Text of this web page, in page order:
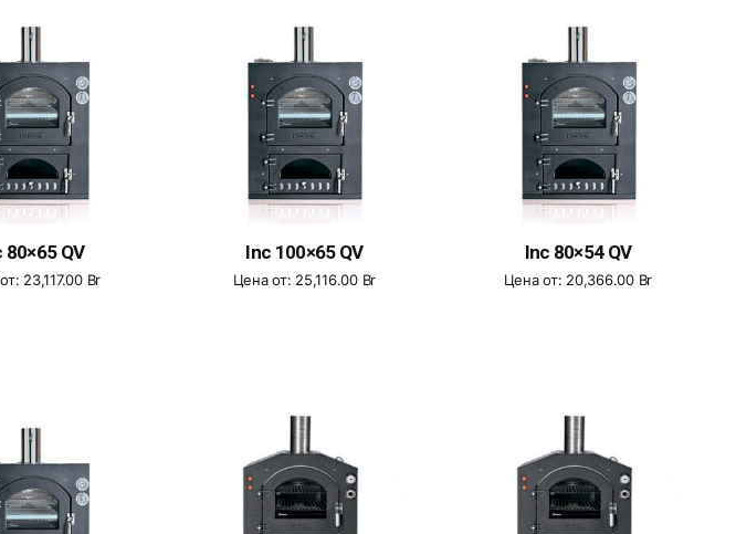
80×65 QV
23,117.00 Br
Inc 100×65 QV
Цена от: 25,116.00 Br
Inc 80×54 QV
Цена от: 20,366.00 Br